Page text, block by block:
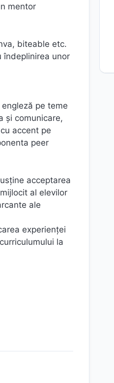
mentor
biteable etc.
îndeplinirea unor
pe teme
şi comunicare,
accent pe
peer
acceptarea
al elevilor
ale
experienței
la